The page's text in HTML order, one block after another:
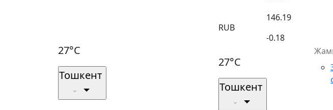
27°C
Тошкент
RUB
146.19
-0.18
27°C
Тошкент